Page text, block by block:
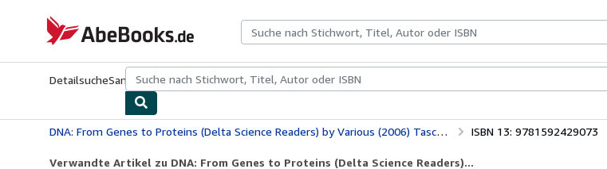
AbeBooks.de
DetailsucheSammlungenAntiquarische BücherKunst & Sammlerstücke
DNA: From Genes to Proteins (Delta Science Readers) by Various (2006) Taschenbuch ISBN 13: 9781592429073
Verwandte Artikel zu DNA: From Genes to Proteins (Delta Science Readers)...